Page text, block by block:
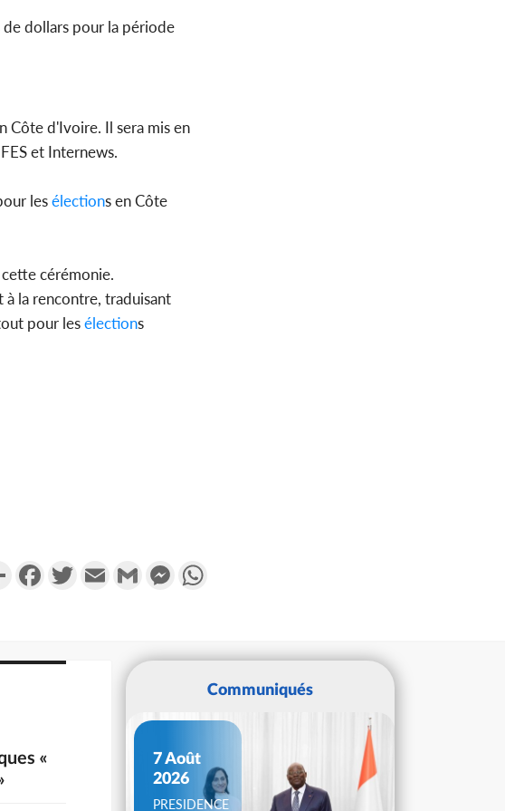
dollars pour la période
Côte d'Ivoire. Il sera mis en
et Internews.
lesélections en Côte
cette cérémonie.
à la rencontre, traduisant
pour lesélections
PartagerFacebookTwitterEmail Gmail Messenger
«
Communiqués
7 Août
2026
PRESIDENCE